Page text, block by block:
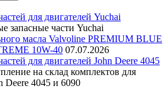
для двигателей Yuchai
запасные части Yuchai
масла Valvoline PREMIUM BLUE
10W-40 07.07.2026
для двигателей John Deere 4045
на склад комплектов для
Deere 4045 и 6090